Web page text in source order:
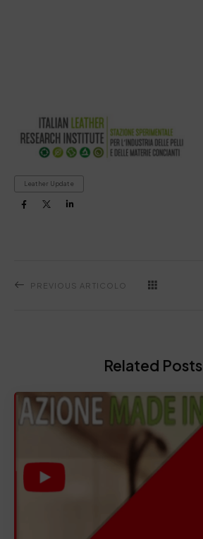
Leather Update
PREVIOUS ARTICOLO
Related Posts